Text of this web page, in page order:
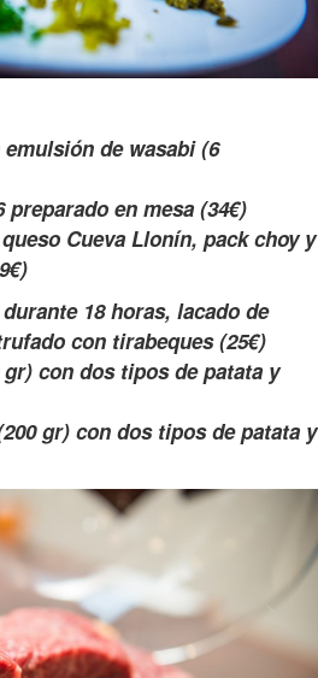
de wasabi (6
en mesa (34€)
Cueva Llonín, pack choy y
18 horas, lacado de
con tirabeques (25€)
con dos tipos de patata y
gr) con dos tipos de patata y